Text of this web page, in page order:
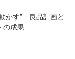
かす” 良品計画と
の成果